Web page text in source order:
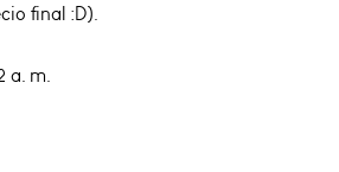
final :D).
a. m.